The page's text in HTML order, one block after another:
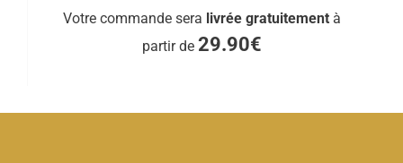
Votre commande sera livrée gratuitement à
partir de 29.90€